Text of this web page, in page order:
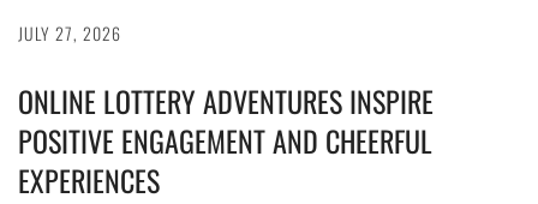
JULY 27, 2026
ONLINE LOTTERY ADVENTURES INSPIRE
POSITIVE ENGAGEMENT AND CHEERFUL
EXPERIENCES